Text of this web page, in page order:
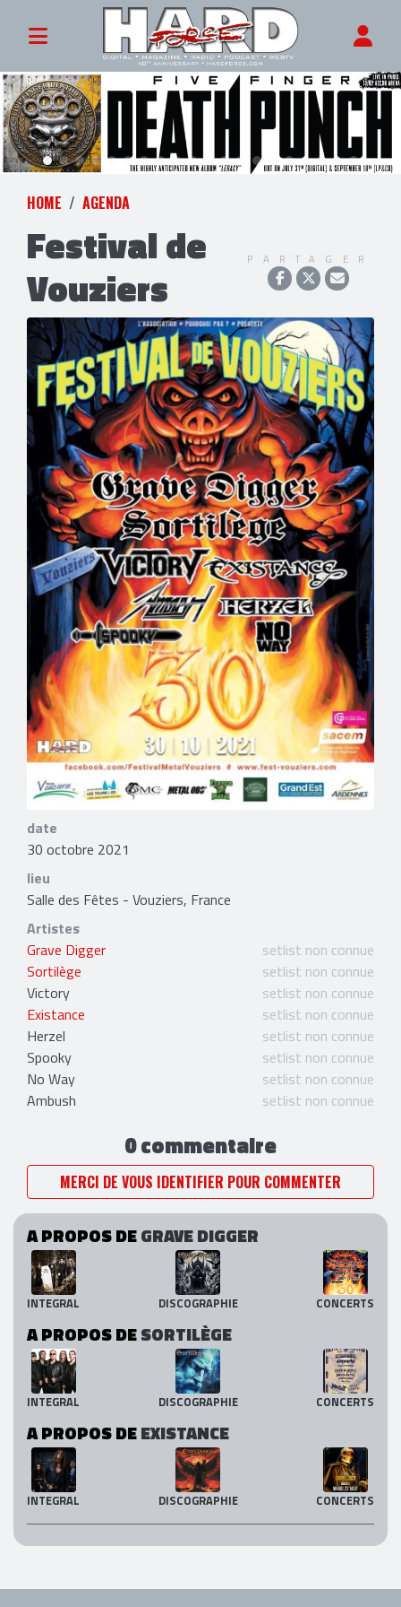
HOME AGENDA
Festival de
Vouziers
PARTAGER
date
30 octobre 2021
lieu
Salle des Fêtes - Vouziers, France
Artistes
Grave Digger
setlist non connue
Sortilège
setlist non connue
Victory
setlist non connue
Existance
setlist non connue
Herzel
setlist non connue
Spooky
setlist non connue
No Way
setlist non connue
Ambush
setlist non connue
0 commentaire
MERCI DE VOUS IDENTIFIER POUR COMMENTER
A PROPOS DEGRAVE DIGGER
INTEGRAL DISCOGRAPHIE CONCERTS
A PROPOS DESORTILÈGE
INTEGRAL DISCOGRAPHIE CONCERTS
A PROPOS DEEXISTANCE
INTEGRAL DISCOGRAPHIE CONCERTS